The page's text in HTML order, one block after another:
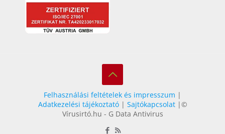
Felhasználási feltételek és impresszum |
Adatkezelési tájékoztató| Sajtókapcsolat|©
Vírusirtó.hu - G Data Antivirus